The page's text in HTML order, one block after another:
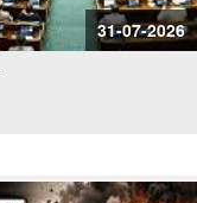
31-07-2026